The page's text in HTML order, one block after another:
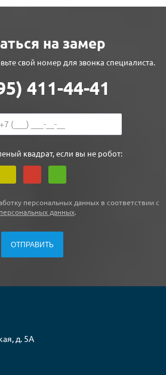
на замер
свой номер для звонка специалиста.
411-44-41
квадрат, если вы не робот:
персональных данных в соответствии с
данных.
д. 5А